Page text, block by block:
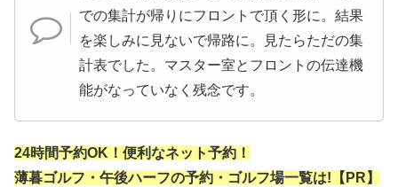
での集計が帰りにフロントで頂く形に。結果
を楽しみに見ないで帰路に。見たらただの集
計表でした。マスター室とフロントの伝達機
能がなっていなく残念です。
24時間予約OK！便利なネット予約！
薄暮ゴルフ・午後ハーフの予約・ゴルフ場一覧は!【PR】